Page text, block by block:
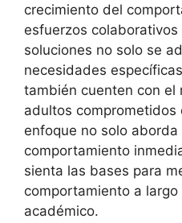
crecimiento del
esfuerzos
soluciones no solo se
necesidades
también cuenten con el
adultos comprometidos
enfoque no solo
comportamiento
sienta las bases para
comportamiento a
académico.